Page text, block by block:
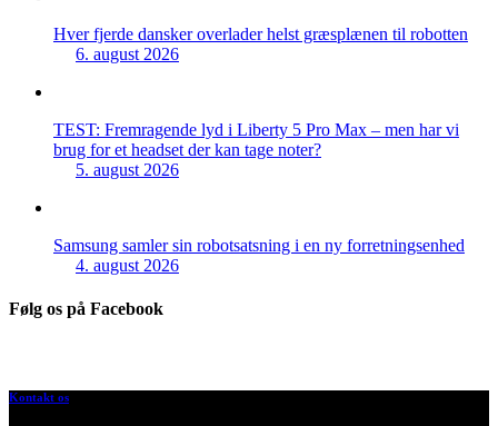
Hver fjerde dansker overlader helst græsplænen til robotten
6. august 2026
TEST: Fremragende lyd i Liberty 5 Pro Max – men har vi
brug for et headset der kan tage noter?
5. august 2026
Samsung samler sin robotsatsning i en ny forretningsenhed
4. august 2026
Følg os på Facebook
Kontakt os